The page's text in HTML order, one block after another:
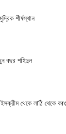
শীর্ষস্থান
বছর শহিদুল
থেকে লাঠি থেকে